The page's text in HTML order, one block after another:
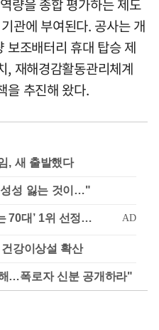
량을 종합 평가하는 제도
관에 부여된다. 공사는 개
보조배터리 휴대 탑승 제
, 재해경감활동관리체계
을 추진해 왔다.
, 새 출발했다
성성 잃는 것이…"
강이상설 확산
…폭로자 신분 공개하라"